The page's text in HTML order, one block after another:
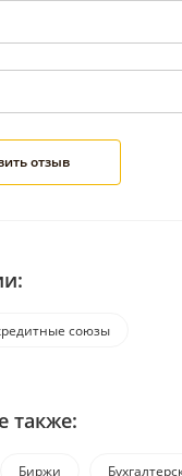
союзы
также:
Биржи